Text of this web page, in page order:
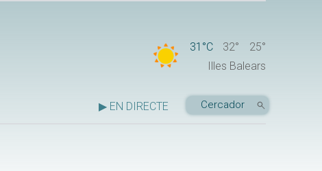
31°C 32°
25°
Illes Balears
▶ EN DIRECTE